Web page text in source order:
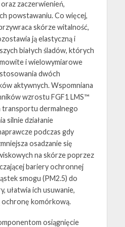
zaczerwienień,
powstawaniu. Co więcej,
skórze witalność,
ją elastyczną i
białych śladów, których
i wielowymiarowe
dwóch
aktywnych. Wspomniana
wzrostu FGF1 LMS™
transportu dermalnego
silnie działanie
podczas gdy
osadzanie się
na skórze poprzez
bariery ochronnej
smogu (PM2.5) do
ułatwia ich usuwanie,
ochronę komórkową.
osiągnięcie